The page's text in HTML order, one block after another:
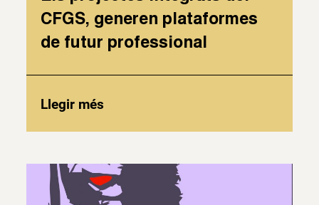
CFGS, generen plataformes
de futur professional
Llegir més